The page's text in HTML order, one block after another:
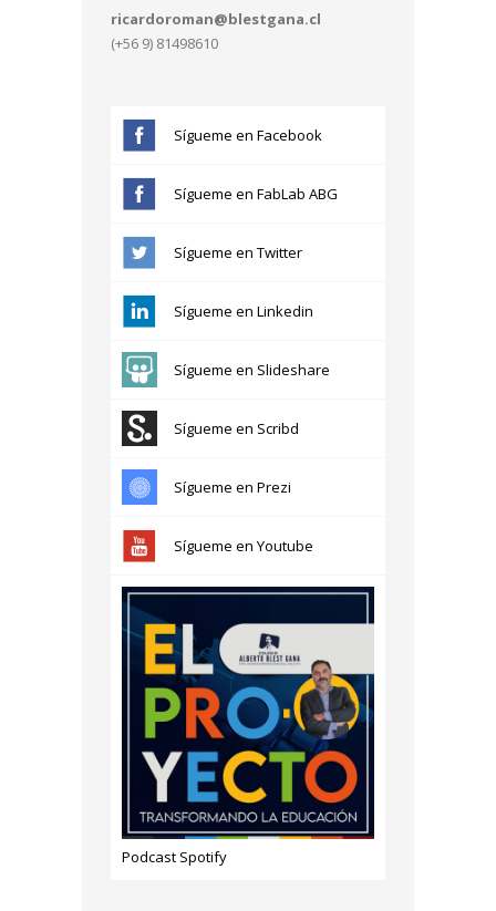
ricardoroman@blestgana.cl
(+56 9) 81498610
Sígueme en Facebook
Sígueme en FabLab ABG
Sígueme en Twitter
Sígueme en Linkedin
Sígueme en Slideshare
Sígueme en Scribd
Sígueme en Prezi
Sígueme en Youtube
Podcast Spotify